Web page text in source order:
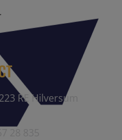
RE Hilversum